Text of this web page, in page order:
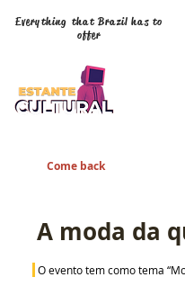
Everything that Brazil has to
offer
Come back
A moda da
O evento tem como tema